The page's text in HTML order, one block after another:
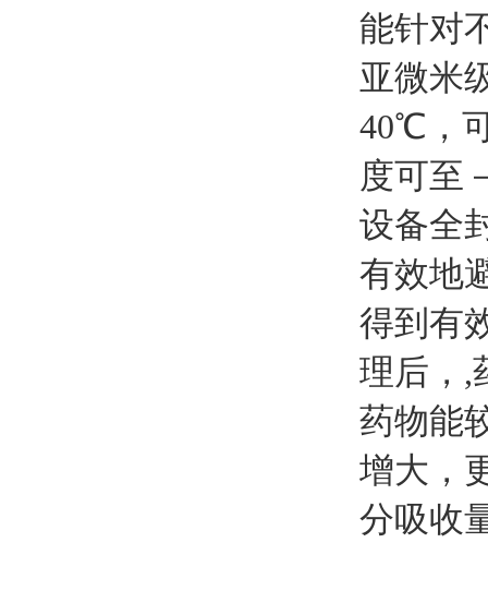
能针对
亚微米
40℃，
度可至
设备全
有效地
得到有
理后，,
药物能
增大，
分吸收